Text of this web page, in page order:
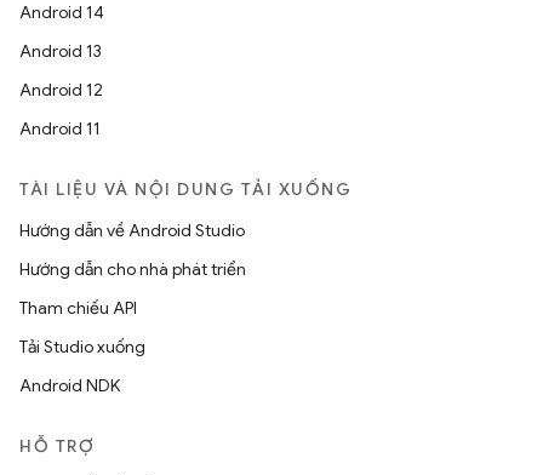
Android 14
Android 13
Android 12
Android 11
TÀI LIỆU VÀ NỘI DUNG TẢI XUỐNG
Hướng dẫn về Android Studio
Hướng dẫn cho nhà phát triển
Tham chiếu API
Tải Studio xuống
Android NDK
HỖ TRỢ